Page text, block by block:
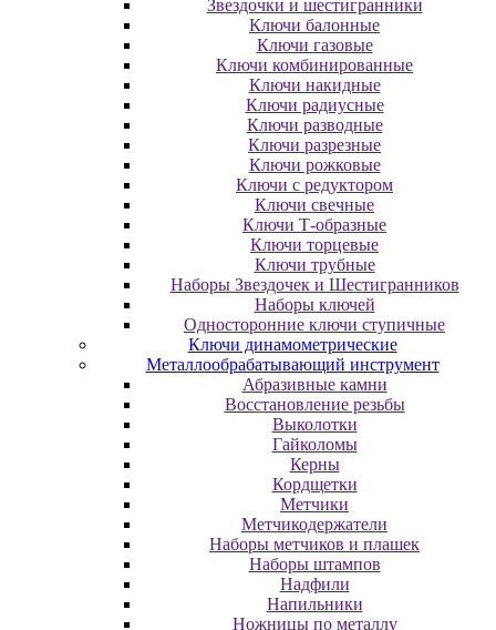
Звездочки и шестигранники
Ключи балонные
Ключи газовые
Ключи комбинированные
Ключи накидные
Ключи радиусные
Ключи разводные
Ключи разрезные
Ключи рожковые
Ключи с редуктором
Ключи свечные
Ключи Т-образные
Ключи торцевые
Ключи трубные
Наборы Звездочек и Шестигранников
Наборы ключей
Односторонние ключи ступичные
Ключи динамометрические
Металлообрабатывающий инструмент
Абразивные камни
Восстановление резьбы
Выколотки
Гайколомы
Керны
Кордщетки
Метчики
Метчикодержатели
Наборы метчиков и плашек
Наборы штампов
Надфили
Напильники
Ножницы по металлу